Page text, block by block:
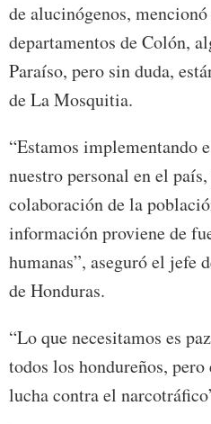
de alucinógenos,
departamentos de Colón,
Paraíso, pero sin duda,
de La Mosquitia.
“Estamos implementando
nuestro personal en el
colaboración de la
información proviene de
humanas”, aseguró el jefe
de Honduras.
“Lo que necesitamos es
todos los hondureños,
lucha contra el